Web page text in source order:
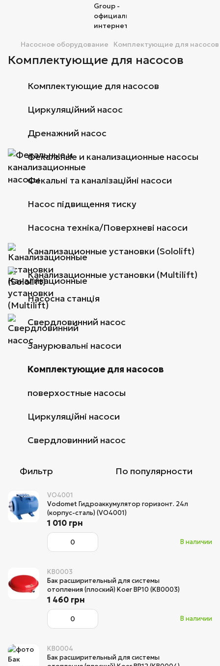
Насосное оборудование Комплектующие для насосов
Комплектующие для насосов
Комплектующие для насосов
Циркуляційний насос
Дренажний насос
Фекальные и канализационные насосы
Фекальні та каналізаційні насоси
Насос підвищення тиску
Насосна техніка/Поверхневі насоси
Канализационные установки (Sololift)
Канализационные установки (Multilift)
Насосна станція
Свердловинний насос
Занурювальні насоси
Комплектующие для насосов
поверхостные насосы
Циркуляційні насоси
Свердловинний насос
Фильтр По популярности
VO4001
Vodomet Гидроаккумулятор горизонт. 24л
(корпус-сталь) (VO4001)
В наличии
1 010 грн
KB0003
Бак расширительный для системы
отопления (плоский) Koer BP10 (KB0003)
В наличии
1 460 грн
KB0004
Бак расширительный для системы